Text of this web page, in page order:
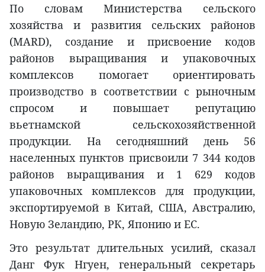
По словам Министерства сельского
хозяйства и развития сельских районов
(MARD), создание и присвоение кодов
районов выращивания и упаковочных
комплексов помогает ориентировать
производство в соответствии с рыночным
спросом и повышает репутацию
вьетнамской сельскохозяйственной
продукции. На сегодняшний день 56
населенных пунктов присвоили 7 344 кодов
районов выращивания и 1 629 кодов
упаковочных комплексов для продукции,
экспортируемой в Китай, США, Австралию,
Новую Зеландию, РК, Японию и ЕС.
Это результат длительных усилий, сказал
Данг Фук Нгуен, генеральный секретарь